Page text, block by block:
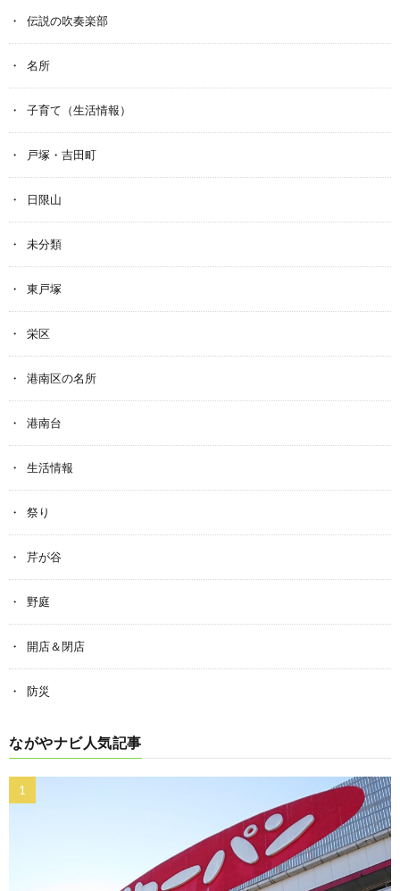
伝説の吹奏楽部
名所
子育て（生活情報）
戸塚・吉田町
日限山
未分類
東戸塚
栄区
港南区の名所
港南台
生活情報
祭り
芹が谷
野庭
開店＆閉店
防災
ながやナビ人気記事